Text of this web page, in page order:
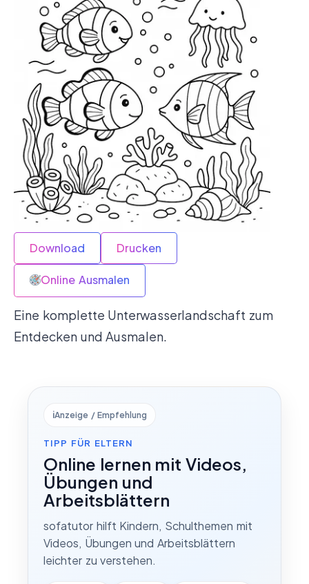
Download Drucken
Online Ausmalen
Eine komplette Unterwasserlandschaft zum
Entdecken und Ausmalen.
ℹ️Anzeige / Empfehlung
TIPP FÜR ELTERN
Online lernen mit Videos,
Übungen und
Arbeitsblättern
sofatutor hilft Kindern, Schulthemen mit
Videos, Übungen und Arbeitsblättern
leichter zu verstehen.